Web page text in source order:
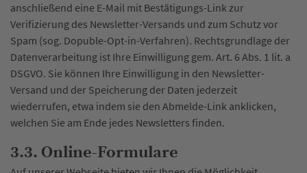
anschließend eine E-Mail mit Bestätigungs-Link zur
Verifizierung des Newsletter-Versands und zum Schutz vor
Spam (sog. Dopuble-Opt-in-Verfahren). Rechtsgrundlage der
Datenverarbeitung ist Ihre Einwilligung gem. Art. 6 Abs. 1 lit. a
DSGVO. Sie können Ihre Einwilligung in den Newsletter-
Versand und der Speicherung der Daten jederzeit
wiederrufen, etwa indem sie den Abmelde-Link anklicken,
welchen Sie am Ende jedes Newsletters finden.
3.3. Online-Formulare